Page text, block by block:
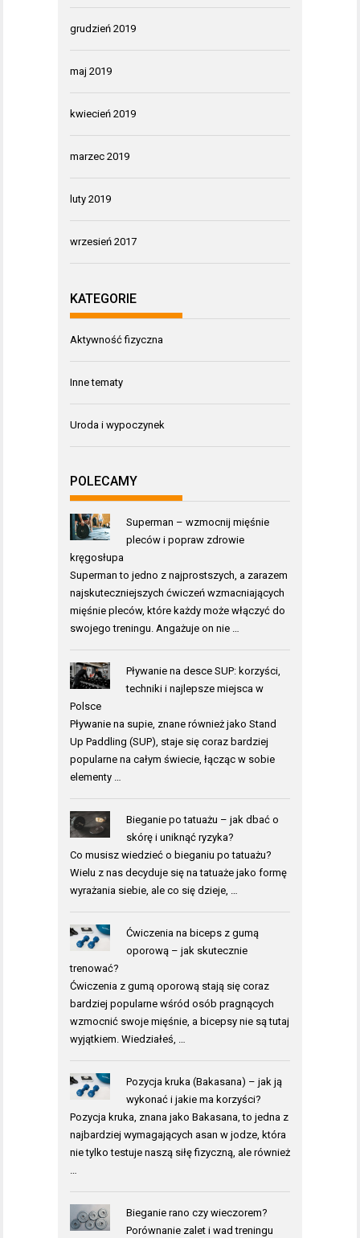
grudzień 2019
maj 2019
kwiecień 2019
marzec 2019
luty 2019
wrzesień 2017
KATEGORIE
Aktywność fizyczna
Inne tematy
Uroda i wypoczynek
POLECAMY
Superman – wzmocnij mięśnie
pleców i popraw zdrowie
kręgosłupa
Superman to jedno z najprostszych, a zarazem
najskuteczniejszych ćwiczeń wzmacniających
mięśnie pleców, które każdy może włączyć do
swojego treningu. Angażuje on nie …
Pływanie na desce SUP: korzyści,
techniki i najlepsze miejsca w
Polsce
Pływanie na supie, znane również jako Stand
Up Paddling (SUP), staje się coraz bardziej
popularne na całym świecie, łącząc w sobie
elementy …
Bieganie po tatuażu – jak dbać o
skórę i uniknąć ryzyka?
Co musisz wiedzieć o bieganiu po tatuażu?
Wielu z nas decyduje się na tatuaże jako formę
wyrażania siebie, ale co się dzieje, …
Ćwiczenia na biceps z gumą
oporową – jak skutecznie
trenować?
Ćwiczenia z gumą oporową stają się coraz
bardziej popularne wśród osób pragnących
wzmocnić swoje mięśnie, a bicepsy nie są tutaj
wyjątkiem. Wiedziałeś, …
Pozycja kruka (Bakasana) – jak ją
wykonać i jakie ma korzyści?
Pozycja kruka, znana jako Bakasana, to jedna z
najbardziej wymagających asan w jodze, która
nie tylko testuje naszą siłę fizyczną, ale również
…
Bieganie rano czy wieczorem?
Porównanie zalet i wad treningu